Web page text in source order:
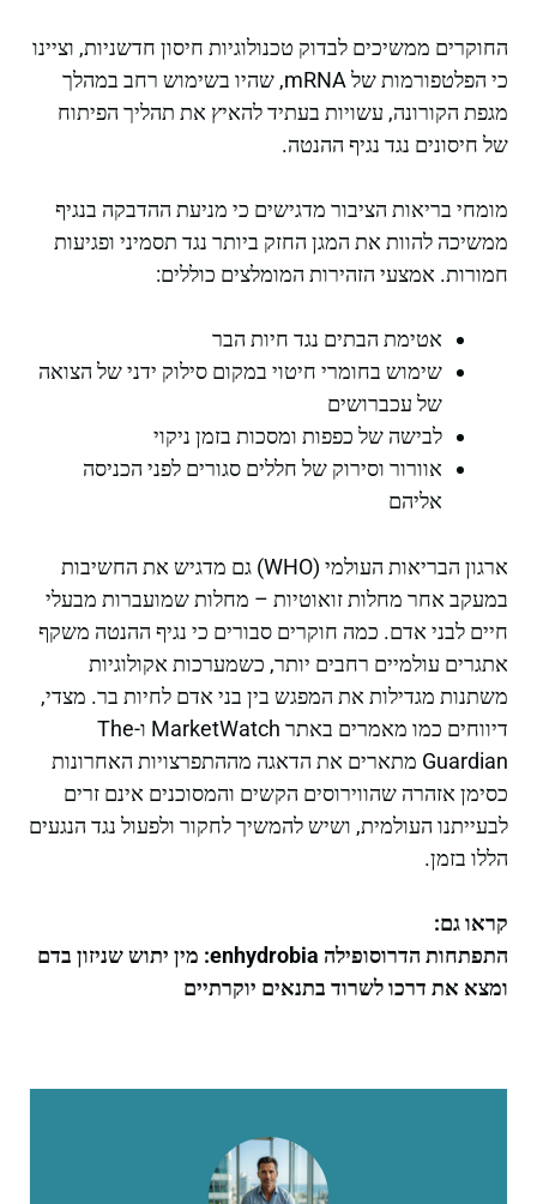
החוקרים ממשיכים לבדוק טכנולוגיות חיסון חדשניות, וציינו
כי הפלטפורמות של mRNA, שהיו בשימוש רחב במהלך
מגפת הקורונה, עשויות בעתיד להאיץ את תהליך הפיתוח
של חיסונים נגד נגיף ההנטה.
מומחי בריאות הציבור מדגישים כי מניעת ההדבקה בנגיף
ממשיכה להוות את המגן החזק ביותר נגד תסמיני ופגיעות
חמורות. אמצעי הזהירות המומלצים כוללים:
אטימת הבתים נגד חיות הבר
שימוש בחומרי חיטוי במקום סילוק ידני של הצואה
של עכברושים
לבישה של כפפות ומסכות בזמן ניקוי
אוורור וסירוק של חללים סגורים לפני הכניסה
אליהם
ארגון הבריאות העולמי (WHO) גם מדגיש את החשיבות
במעקב אחר מחלות זואוטיות – מחלות שמועברות מבעלי
חיים לבני אדם. כמה חוקרים סבורים כי נגיף ההנטה משקף
אתגרים עולמיים רחבים יותר, כשמערכות אקולוגיות
משתנות מגדילות את המפגש בין בני אדם לחיות בר. מצדי,
דיווחים כמו מאמרים באתר MarketWatch ו-The
Guardian מתארים את הדאגה מההתפרצויות האחרונות
כסימן אזהרה שהווירוסים הקשים והמסוכנים אינם זרים
לבעייתנו העולמית, ושיש להמשיך לחקור ולפעול נגד הנגעים
הללו בזמן.
קראו גם:
התפתחות הדרוסופילה enhydrobia: מין יתוש שניזון בדם
ומצא את דרכו לשרוד בתנאים יוקרתיים